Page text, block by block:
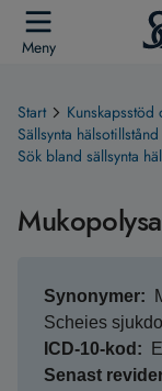
Meny
Start
Sällsynta hälsotillstånd
Sök bland sällsynta
Synonymer
Scheies
ICD-10-kod
Senast